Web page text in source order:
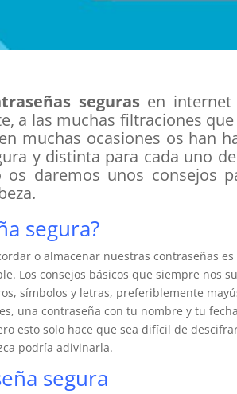
segurasen internet
a las muchas filtraciones
muchas ocasiones os han
y distinta para cada uno
os daremos unos consejos
segura?
o almacenar nuestras contraseñas
Los consejos básicos que siempre nos
símbolos y letras, preferiblemente
una contraseña con tu nombre y tu
esto solo hace que sea difícil de
podría adivinarla.
segura